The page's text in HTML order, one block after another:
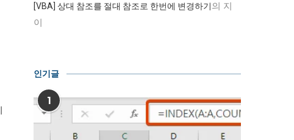
[VBA] 상대 참조를 절대 참조로 한번에 변경하기의 지
이
인기글
1